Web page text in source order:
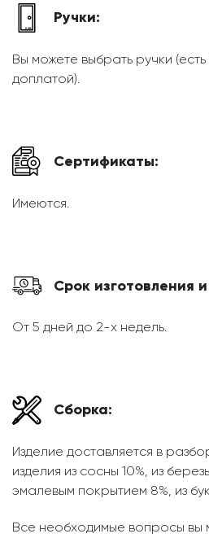
Ручки:
Вы можете выбрать ручки
доплатой).
Сертификаты:
Имеются.
Срок изготовления
От 5 дней до 2-х недель.
Сборка:
Изделие доставляется в
изделия из сосны 10%, из
эмалевым покрытием 8%, из
Все необходимые вопросы вы